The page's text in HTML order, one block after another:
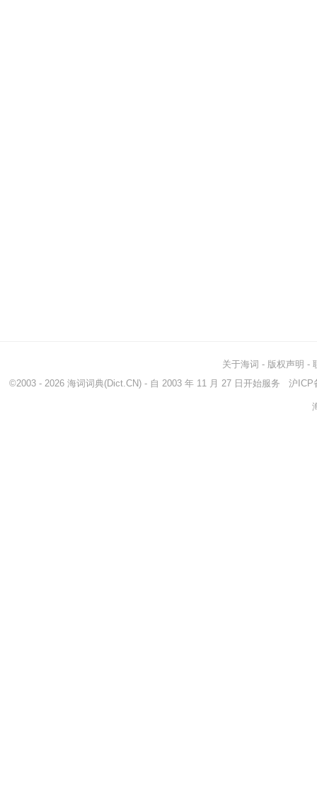
关于海词 - 版权声明 -
©2003 - 2026 海词词典(Dict.CN) - 自 2003 年 11 月 27 日开始服务 沪ICP